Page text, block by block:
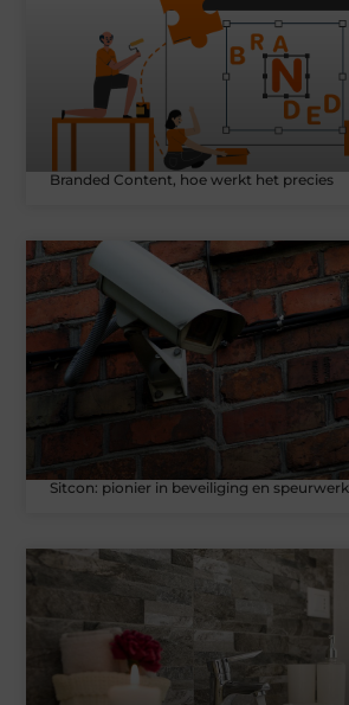
Branded Content, hoe werkt het precies
Sitcon: pionier in beveiliging en speurwerk